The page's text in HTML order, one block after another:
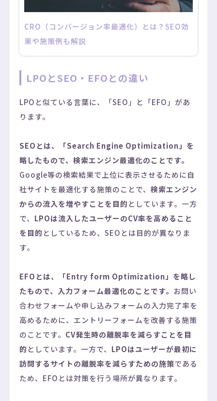
CRO（コンバージョン率最適化）とは？SEO効
果や施策例も解説
LPOとSEO・EFOとの違い
LPOと似ている言葉に、「SEO」と「EFO」があ
ります。
SEOとは、「Search Engine Optimization」を
略したもので、検索エンジン最適化のことです。
Google等の検索結果で上位に表示させるために自
社サイトを最適化する施策のことで、 検索エンジン
からの流入を増やすことを目的 としています。一方
で、 LPOは流入したユーザーのCV率を高めること
を目的 としているため、SEOとは目的が異なりま
す。
EFOとは、「Entry form Optimization」を略し
たもので、入力フォーム最適化のことです。 お問い
合わせフォームや申し込みフォームの入力完了率を
高めるために、エントリーフォームを改善する施策
のことです。 CV発生時の離脱率を減らすことを目
的 としています。一方で、 LPOはユーザーが最初に
訪問するサイトの離脱率を減らすための施策である
ため、EFOとは対策を行う場所が異なります。